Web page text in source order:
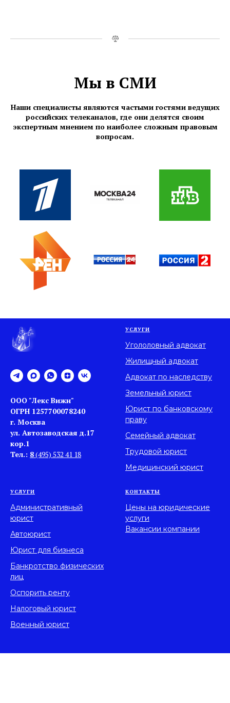
Мы в СМИ
Наши специалисты являются частыми гостями ведущих
российских телеканалов, где они делятся своим
экспертным мнением по наиболее сложным правовым
вопросам.
ООО "Лекс Вижн"
ОГРН 1257700078240
г. Москва
ул. Автозаводская д.17
кор.1
Тел.: 8(495) 532 41 18
УСЛУГИ
Угололовный адвокат
Жилищный адвокат
Адвокат по наследству
Земельный юрист
Юрист по банковскому
праву
Семейный адвокат
Трудовой юрист
Медицинский юрист
УСЛУГИ
Административный
юрист
Автоюрист
Юрист для бизнеса
Банкротство физических
лиц
Оспорить ренту
Налоговый юрист
Военный юрист
КОНТАКТЫ
Цены на юридические
услуги
Вакансии компании